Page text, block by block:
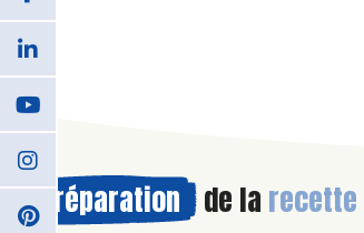
Préparation de la recette